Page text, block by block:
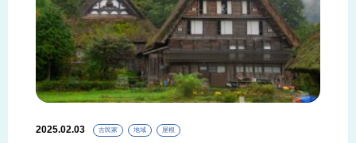
2025.02.03 古民家 地域 屋根